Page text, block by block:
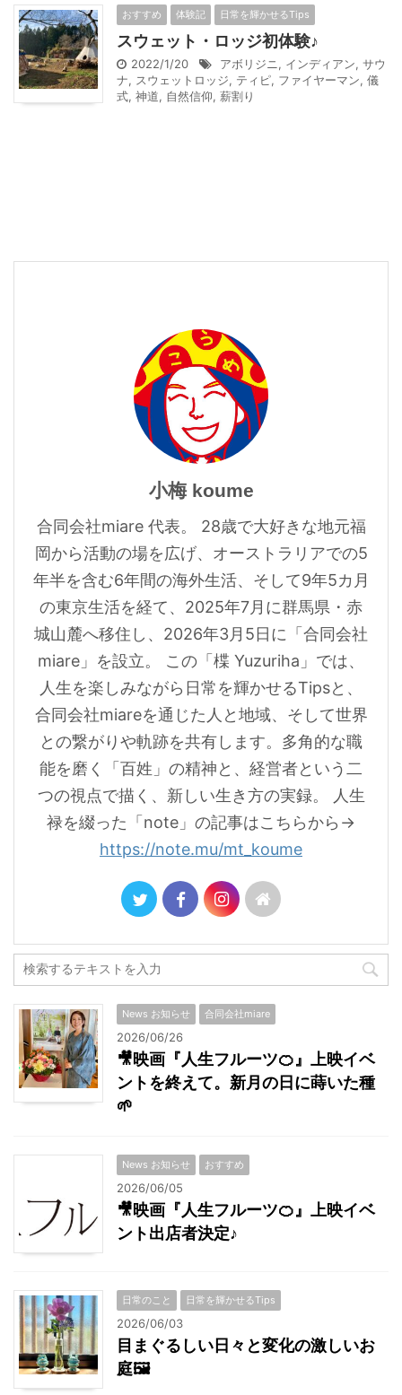
おすすめ 体験記 日常を輝かせるTips
スウェット・ロッジ初体験♪
2022/1/20 アボリジニ , インディアン, サウ
ナ, スウェットロッジ, ティピ, ファイヤーマン, 儀
式, 神道, 自然信仰, 薪割り
小梅 koume
合同会社miare 代表。 28歳で大好きな地元福
岡から活動の場を広げ、オーストラリアでの5
年半を含む6年間の海外生活、そして9年5カ月
の東京生活を経て、2025年7月に群馬県・赤
城山麓へ移住し、2026年3月5日に「合同会社
miare」を設立。 この「楪 Yuzuriha」では、
人生を楽しみながら日常を輝かせるTipsと、
合同会社miareを通じた人と地域、そして世界
との繋がりや軌跡を共有します。多角的な職
能を磨く「百姓」の精神と、経営者という二
つの視点で描く、新しい生き方の実録。 人生
禄を綴った「note」の記事はこちらから→
https://note.mu/mt_koume
News お知らせ 合同会社miare
2026/06/26
🎥映画『人生フルーツ🍊』上映イベ
ントを終えて。新月の日に蒔いた種
🌱
News お知らせ おすすめ
2026/06/05
🎥映画『人生フルーツ🍊』上映イベ
ント出店者決定♪
日常のこと 日常を輝かせるTips
2026/06/03
目まぐるしい日々と変化の激しいお
庭🖼